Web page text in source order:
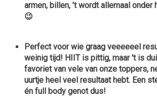
armen, billen, ’t wordt allemaal onder
😉
Perfect voor wie graag veeeeeel
weinig tijd! HIIT is pittig, maar 't is
favoriet van vele van onze toppers,
uurtje heel veel resultaat hebt. Een
én full body genot dus!